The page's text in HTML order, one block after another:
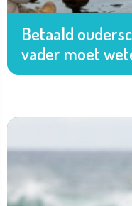
Betaald
vader moet